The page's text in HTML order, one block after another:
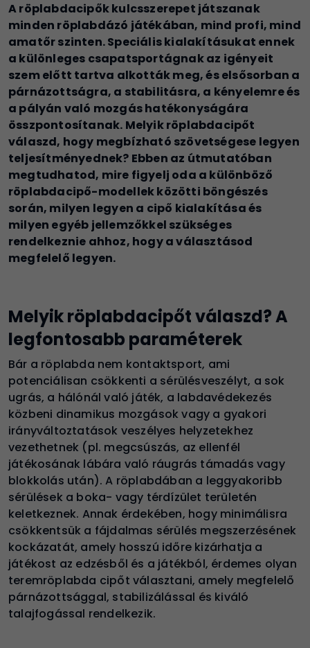
A röplabdacipők kulcsszerepet játszanak
minden röplabdázó játékában, mind profi, mind
amatőr szinten. Speciális kialakításukat ennek
a különleges csapatsportágnak az igényeit
szem előtt tartva alkották meg, és elsősorban a
párnázottságra, a stabilitásra, a kényelemre és
a pályán való mozgás hatékonyságára
összpontosítanak. Melyik röplabdacipőt
válaszd, hogy megbízható szövetségese legyen
teljesítményednek? Ebben az útmutatóban
megtudhatod, mire figyelj oda a különböző
röplabdacipő-modellek közötti böngészés
során, milyen legyen a cipő kialakítása és
milyen egyéb jellemzőkkel szükséges
rendelkeznie ahhoz, hogy a választásod
megfelelő legyen.
Melyik röplabdacipőt válaszd? A
legfontosabb paraméterek
Bár a röplabda nem kontaktsport, ami
potenciálisan csökkenti a sérülésveszélyt, a sok
ugrás, a hálónál való játék, a labdavédekezés
közbeni dinamikus mozgások vagy a gyakori
irányváltoztatások veszélyes helyzetekhez
vezethetnek (pl. megcsúszás, az ellenfél
játékosának lábára való ráugrás támadás vagy
blokkolás után). A röplabdában a leggyakoribb
sérülések a boka- vagy térdízület területén
keletkeznek. Annak érdekében, hogy minimálisra
csökkentsük a fájdalmas sérülés megszerzésének
kockázatát, amely hosszú időre kizárhatja a
játékost az edzésből és a játékból, érdemes olyan
teremröplabda cipőt választani, amely megfelelő
párnázottsággal, stabilizálással és kiváló
talajfogással rendelkezik.